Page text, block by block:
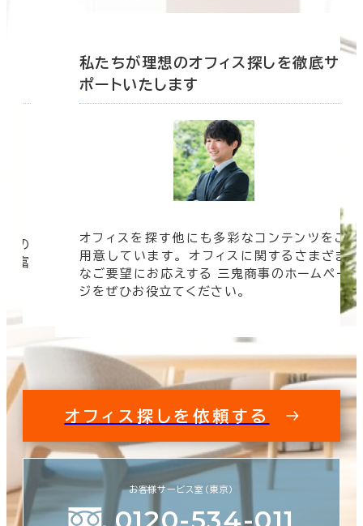
の
豊富
私たちが理想のオフィス探しを徹底サ
ポートいたします
オフィスを探す他にも多彩なコンテンツをご
用意しています。 オフィスに関するさまざま
なご要望にお応えする 三鬼商事のホームペー
ジをぜひお役立てください。
オフィス探しを依頼する
お客様サービス室（東京）